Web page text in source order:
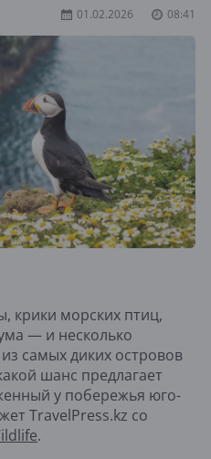
01.02.2026 08:41
крики морских птиц,
— и несколько
самых диких островов
шанс предлагает
у побережья юго-
TravelPress.kz со
.